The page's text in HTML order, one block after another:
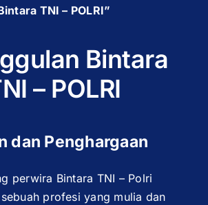
TNI – POLRI”
Bintara
– POLRI
dan Penghargaan
perwira Bintara TNI – Polri
profesi yang mulia dan